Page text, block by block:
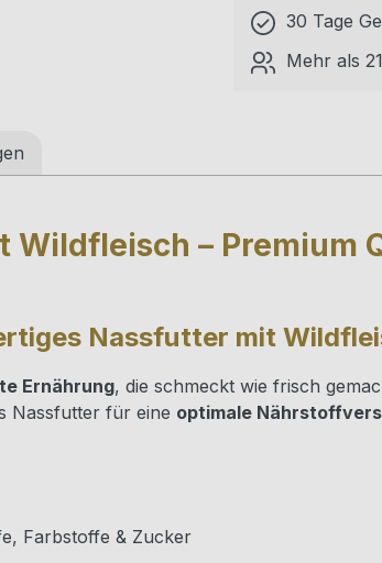
30 Tage
Mehr als
– Premium
Nassfutter mit
Ernährung, die schmeckt wie frisch
Nassfutter für eine optimale
Farbstoffe & Zucker